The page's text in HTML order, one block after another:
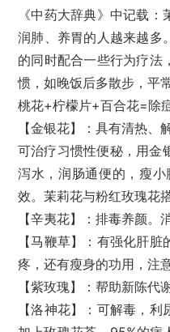
《中药大辞典》中记载
润肺、养胃的人越来越多
的同时配合一些行为疗法
惯，如晚饭后多散步，平
桃花+柠檬片+百合花=除
【金银花】：具有清热
可治疗习惯性便秘，用金
泻水，润肠通便的，瘦
效。茉莉花与粉红玫瑰花
【辛夷花】：排毒养颜。
【马鞭草】：有强化肝
疼，还有瘦身的功用，注
【紫玫瑰】：帮助新陈
【洛神花】：可解毒，